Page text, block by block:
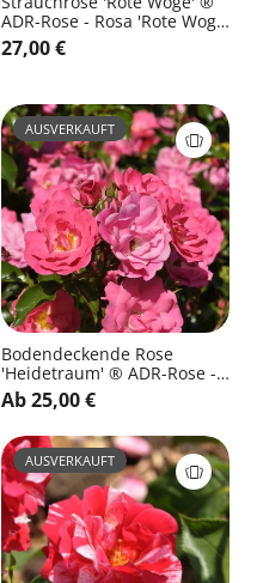
ADR-Rose - Rosa 'Rote Woge'
® STR
27,00 €
AUSVERKAUFT
Bodendeckende Rose
'Heidetraum' ® ADR-Rose -
Rosa 'Heidetraum' ® BDR
Ab 25,00 €
AUSVERKAUFT